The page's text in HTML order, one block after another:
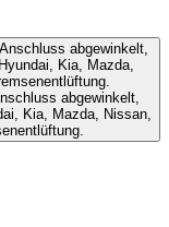
abgewinkelt,
Kia, Mazda, Nissan,